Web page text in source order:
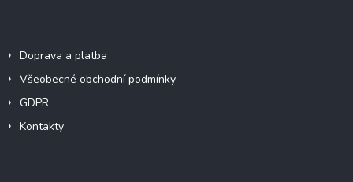
Doprava a platba
Všeobecné obchodní podmínky
GDPR
Kontakty